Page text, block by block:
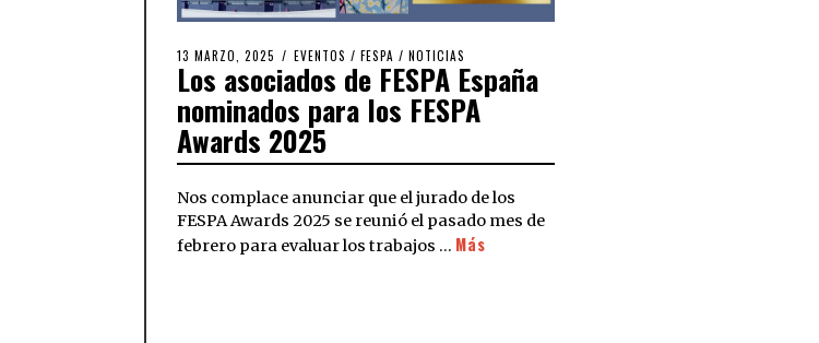
13 MARZO, 2025 EVENTOS / FESPA / NOTICIAS
Los asociados de FESPA España
nominados para los FESPA
Awards 2025
Nos complace anunciar que el jurado de los
FESPA Awards 2025 se reunió el pasado mes de
febrero para evaluar los trabajos … Más